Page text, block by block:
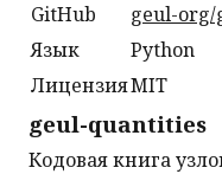
GitHub
geul-
Язык
Python
ЛицензияMIT
geul-quantities
Кодовая книга